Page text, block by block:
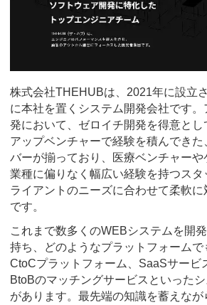
株式会社THEHUBは、2021年に設立
に本社を置くシステム開発会社です
発において、ゼロイチ開発を得意とし
アップベンチャーで経験を積んでき
バーが揃っており、医療ベンチャー
業種に偏りなく幅広い経験を持つスタ
ライアントのニーズに合わせて柔軟
です。
これまで数多くのWEBシステムを開
持ち、どのようなプラットフォームで
CtoCプラットフォーム、SaaSサービ
BtoBのマッチングサービスといった
があります。最先端の知識を蓄えな